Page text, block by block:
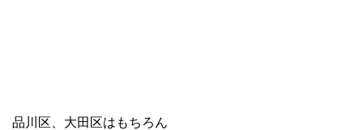
品川区、大田区はもちろん